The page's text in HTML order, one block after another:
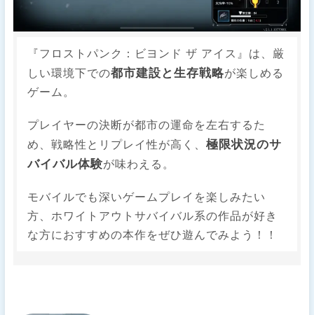
『フロストパンク：ビヨンド ザ アイス』は、厳
しい環境下での都市建設と生存戦略が楽しめる
ゲーム。
プレイヤーの決断が都市の運命を左右するた
め、戦略性とリプレイ性が高く、極限状況のサ
バイバル体験が味わえる。
モバイルでも深いゲームプレイを楽しみたい
方、ホワイトアウトサバイバル系の作品が好き
な方におすすめの本作をぜひ遊んでみよう！！